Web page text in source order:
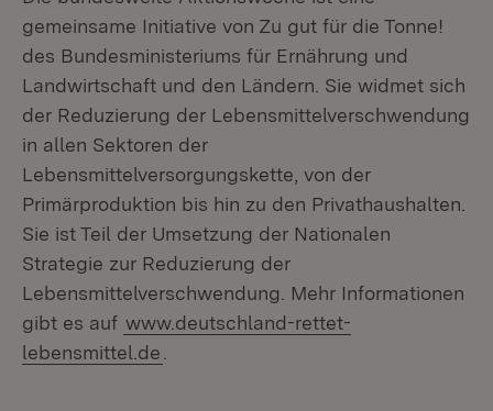
gemeinsame Initiative von Zu gut für die Tonne!
des Bundesministeriums für Ernährung und
Landwirtschaft und den Ländern. Sie widmet sich
der Reduzierung der Lebensmittelverschwendung
in allen Sektoren der
Lebensmittelversorgungskette, von der
Primärproduktion bis hin zu den Privathaushalten.
Sie ist Teil der Umsetzung der Nationalen
Strategie zur Reduzierung der
Lebensmittelverschwendung . Mehr Informationen
gibt es auf www.deutschland-rettet-
lebensmittel.de